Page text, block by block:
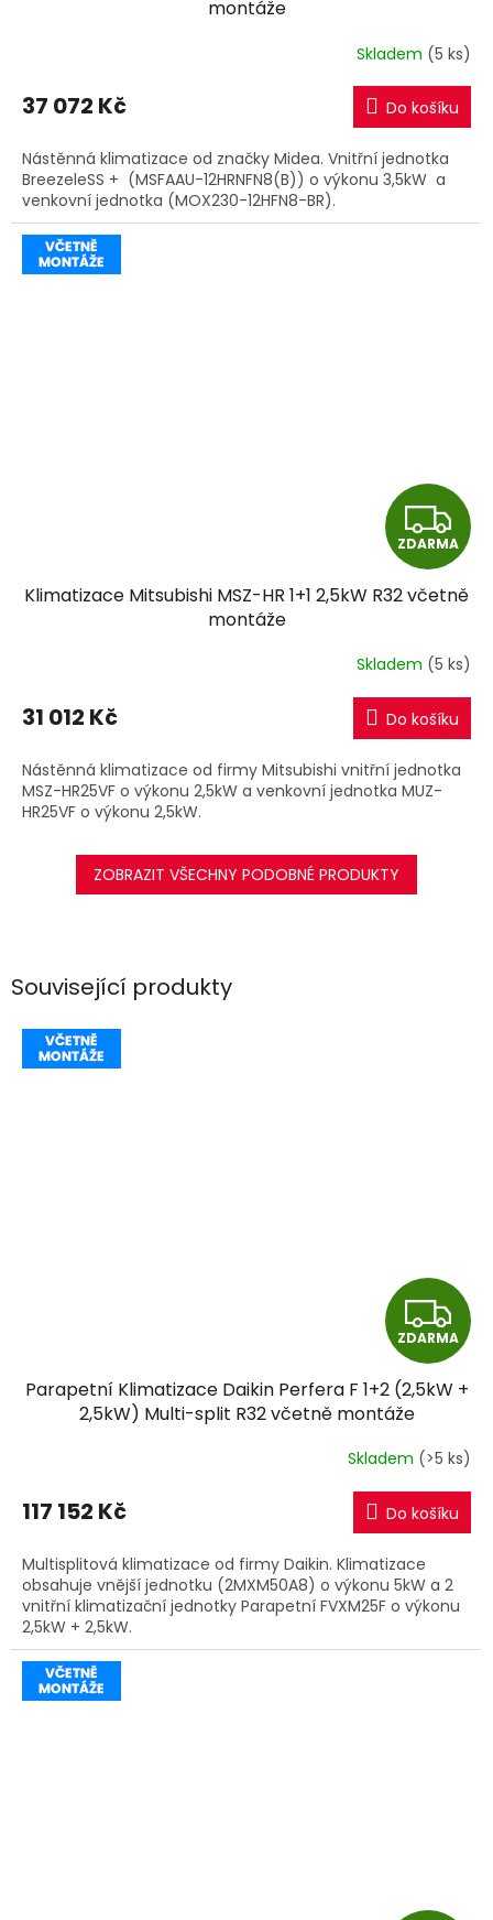
Související produkty
Z
D
A
R
M
A
ZDARMA
Parapetní Klimatizace Daikin Perfera F 1+2 (2,5kW +
2,5kW) Multi-split R32 včetně montáže
Skladem (>5 ks)
117 152 Kč Do košíku
Multisplitová klimatizace od firmy Daikin. Klimatizace
obsahuje vnější jednotku (2MXM50A8) o výkonu 5kW a 2
vnitřní klimatizační jednotky Parapetní FVXM25F o výkonu
2,5kW + 2,5kW.
R
M
A
montáže
Skladem (5 ks)
37 072 Kč Do košíku
Nástěnná klimatizace od značky Midea. Vnitřní jednotka
BreezeleSS + (MSFAAU-12HRNFN8(B)) o výkonu 3,5kW a
venkovní jednotka (MOX230-12HFN8-BR).
Z
D
A
R
M
A
ZDARMA
Klimatizace Mitsubishi MSZ-HR 1+1 2,5kW R32 včetně
montáže
Skladem (5 ks)
31 012 Kč Do košíku
Nástěnná klimatizace od firmy Mitsubishi vnitřní jednotka
MSZ-HR25VF o výkonu 2,5kW a venkovní jednotka MUZ-
HR25VF o výkonu 2,5kW.
ZOBRAZIT VŠECHNY PODOBNÉ PRODUKTY